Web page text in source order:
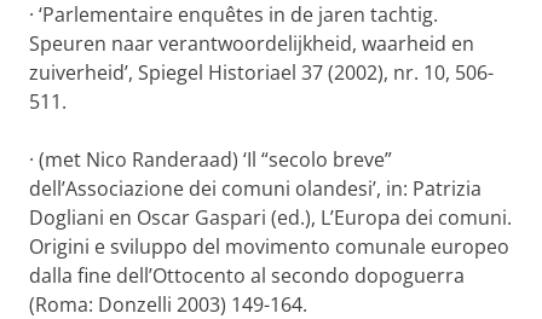
· ‘Parlementaire enquêtes in de jaren tachtig.
Speuren naar verantwoordelijkheid, waarheid en
zuiverheid’, Spiegel Historiael 37 (2002), nr. 10, 506-
511.
· (met Nico Randeraad) ‘Il “secolo breve”
dell’Associazione dei comuni olandesi’, in: Patrizia
Dogliani en Oscar Gaspari (ed.), L’Europa dei comuni.
Origini e sviluppo del movimento comunale europeo
dalla fine dell’Ottocento al secondo dopoguerra
(Roma: Donzelli 2003) 149-164.